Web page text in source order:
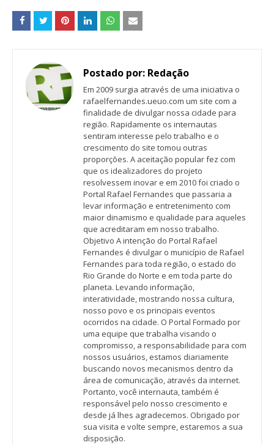
Postado por: Redação
Em 2009 surgia através de uma iniciativa o
rafaelfernandes.ueuo.com um site com a
finalidade de divulgar nossa cidade para
região. Rapidamente os internautas
sentiram interesse pelo trabalho e o
crescimento do site tomou outras
proporções. A aceitação popular fez com
que os idealizadores do projeto
resolvessem inovar e em 2010 foi criado o
Portal Rafael Fernandes que passaria a
levar informação e entretenimento com
maior dinamismo e qualidade para aqueles
que acreditaram em nosso trabalho.
Objetivo A intenção do Portal Rafael
Fernandes é divulgar o município de Rafael
Fernandes para toda região, o estado do
Rio Grande do Norte e em toda parte do
planeta. Levando informação,
interatividade, mostrando nossa cultura,
nosso povo e os principais eventos
ocorridos na cidade. O Portal Formado por
uma equipe que trabalha visando o
compromisso, a responsabilidade para com
nossos usuários, estamos diariamente
buscando novos mecanismos dentro da
área de comunicação, através da internet.
Portanto, você internauta, também é
responsável pelo nosso crescimento e
desde já lhes agradecemos. Obrigado por
sua visita e volte sempre, estaremos a sua
disposição.